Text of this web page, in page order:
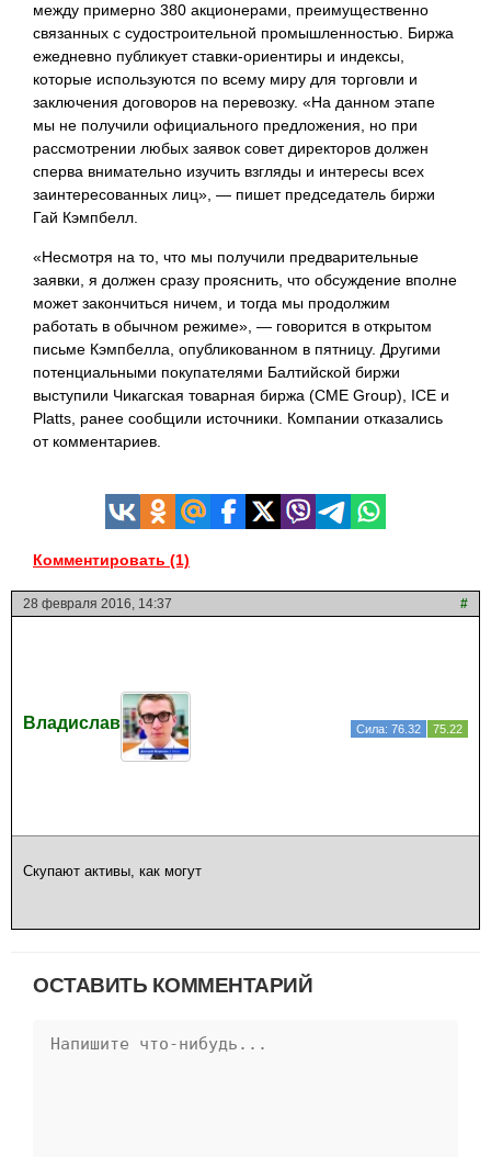
между примерно 380 акционерами, преимущественно
связанных с судостроительной промышленностью. Биржа
ежедневно публикует ставки-ориентиры и индексы,
которые используются по всему миру для торговли и
заключения договоров на перевозку. «На данном этапе
мы не получили официального предложения, но при
рассмотрении любых заявок совет директоров должен
сперва внимательно изучить взгляды и интересы всех
заинтересованных лиц», — пишет председатель биржи
Гай Кэмпбелл.
«Несмотря на то, что мы получили предварительные
заявки, я должен сразу прояснить, что обсуждение вполне
может закончиться ничем, и тогда мы продолжим
работать в обычном режиме», — говорится в открытом
письме Кэмпбелла, опубликованном в пятницу. Другими
потенциальными покупателями Балтийской биржи
выступили Чикагская товарная биржа (CME Group), ICE и
Platts, ранее сообщили источники. Компании отказались
от комментариев.
Комментировать (1)
28 февраля 2016, 14:37 #
Владислав Сила: 76.32 75.22
Скупают активы, как могут
ОСТАВИТЬ КОММЕНТАРИЙ